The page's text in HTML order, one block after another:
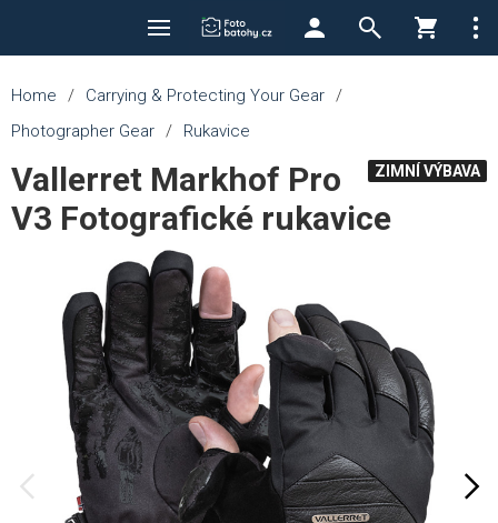
Home / Carrying & Protecting Your Gear /
Photographer Gear / Rukavice
ZIMNÍ VÝBAVA
Vallerret Markhof Pro
V3 Fotografické rukavice